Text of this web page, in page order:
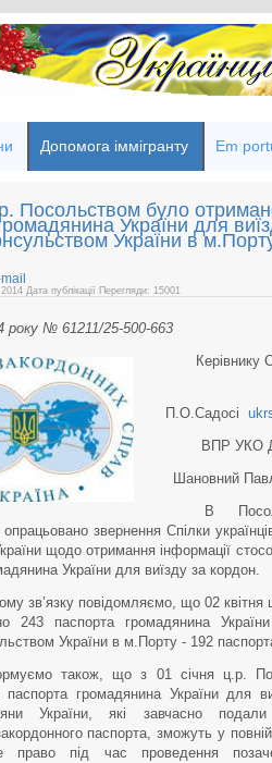
Допомога іммігранту Em
Посольством було
України для
України в
Дата публікації Перегляди: 15001
року № 61211/25-500-663
Керівнику
П.О.Садосі
ВПР УКО
Шановний
В
звернення Спілки
щодо отримання інформації
України для виїзду за кордон.
зв’язку повідомляємо, що 02
243 паспорта громадянина
України в м.Порту - 192
також, що з 01 січня ц.р.
громадянина України для
України, які завчасно
паспорта, зможуть у повній
право під час проведення